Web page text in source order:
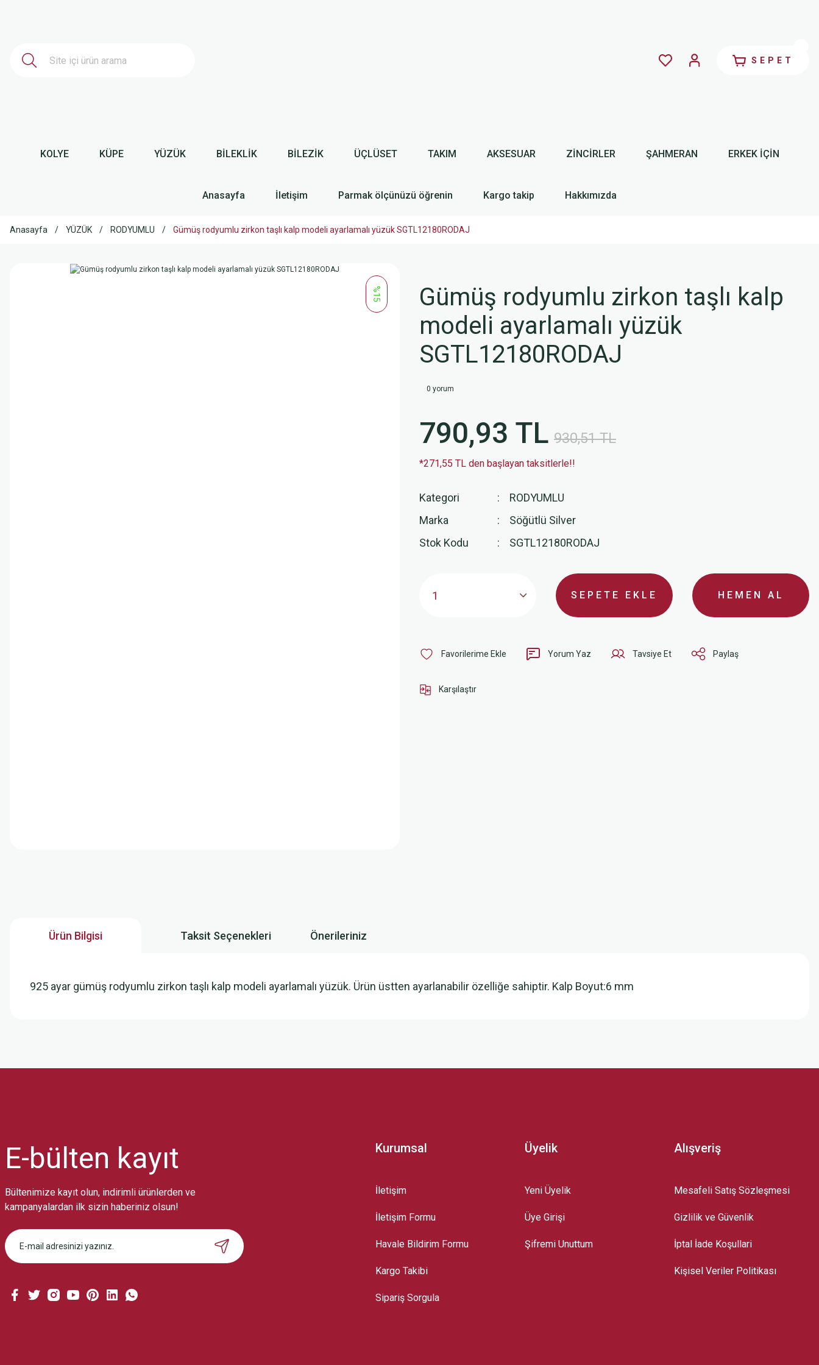
SEPET
KOLYE KÜPE YÜZÜK BİLEKLİK BİLEZİK ÜÇLÜSET TAKIM AKSESUAR ZİNCİRLER ŞAHMERAN ERKEK İÇİN
Anasayfa İletişim Parmak ölçünüzü öğrenin Kargo takip Hakkımızda
Anasayfa YÜZÜK RODYUMLU Gümüş rodyumlu zirkon taşlı kalp modeli ayarlamalı yüzük SGTL12180RODAJ
%15
Gümüş rodyumlu zirkon taşlı kalp
modeli ayarlamalı yüzük
SGTL12180RODAJ
0 yorum
790,93 TL 930,51 TL
*271,55 TL den başlayan taksitlerle!!
Kategori
RODYUMLU
Marka
Söğütlü Silver
Stok Kodu
SGTL12180RODAJ
SEPETE EKLE HEMEN AL
Yorum Yaz Tavsiye Et Paylaş
Karşılaştır
Ürün Bilgisi Taksit Seçenekleri Önerileriniz
925 ayar gümüş rodyumlu zirkon taşlı kalp modeli ayarlamalı yüzük. Ürün üstten ayarlanabilir özelliğe sahiptir. Kalp Boyut:6 mm
Bu ürüne benzer farklı alternatifler olmalı.
Gönder
E-bülten kayıt
Bültenimize kayıt olun, indirimli ürünlerden ve
kampanyalardan ilk sizin haberiniz olsun!
Kurumsal
İletişim
İletişim Formu
Havale Bildirim Formu
Kargo Takibi
Sipariş Sorgula
Üyelik
Yeni Üyelik
Üye Girişi
Şifremi Unuttum
Alışveriş
Mesafeli Satış Sözleşmesi
Gizlilik ve Güvenlik
İptal İade Koşullari
Kişisel Veriler Politikası